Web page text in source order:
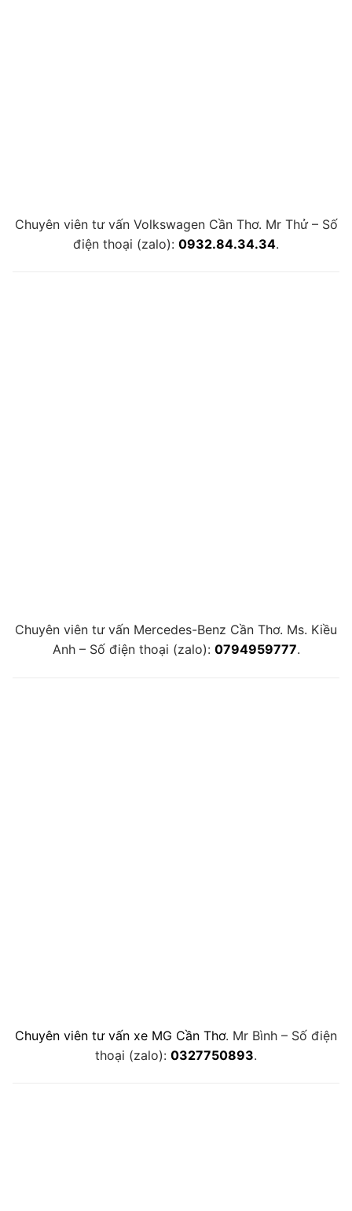
Chuyên viên tư vấn Volkswagen Cần Thơ. Mr Thử – Số
điện thoại (zalo): 0932.84.34.34.
Chuyên viên tư vấn Mercedes-Benz Cần Thơ. Ms. Kiều
Anh – Số điện thoại (zalo): 0794959777.
Chuyên viên tư vấn xe MG Cần Thơ. Mr Bình – Số điện
thoại (zalo): 0327750893.